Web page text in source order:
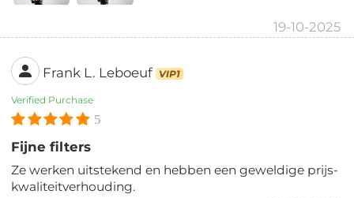
19-10-2025
Frank L. Leboeuf VIP1
Verified Purchase
5
Fijne filters
Ze werken uitstekend en hebben een geweldige prijs-
kwaliteitverhouding.